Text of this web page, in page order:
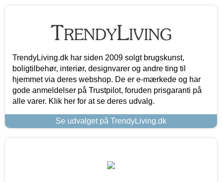
TrendyLiving.dk har siden 2009 solgt brugskunst,
boligtilbehør, interiør, designvarer og andre ting til
hjemmet via deres webshop. De er e-mærkede og har
gode anmeldelser på Trustpilot, foruden prisgaranti på
alle varer. Klik her for at se deres udvalg.
Se udvalget på TrendyLiving.dk